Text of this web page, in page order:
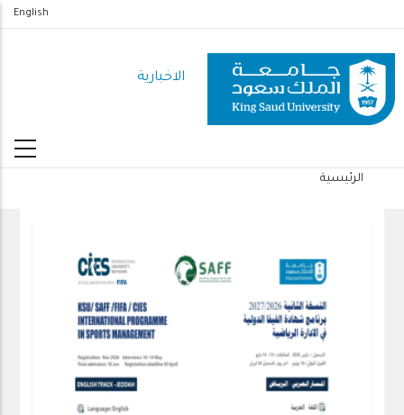
المحتوى
الرئيسي
English
الاخبارية
الرئيسية